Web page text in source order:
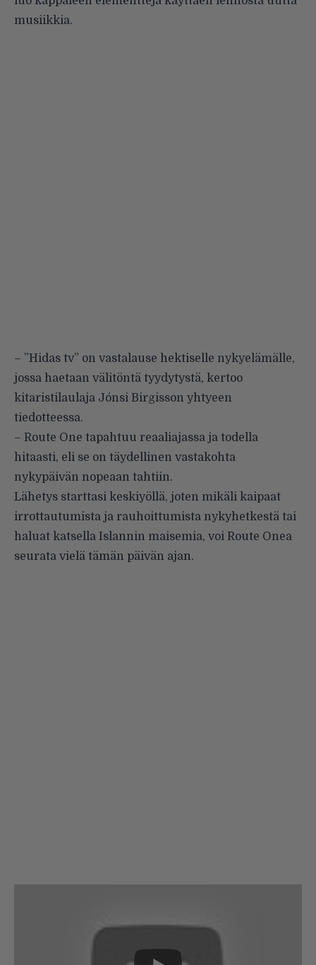
musiikkia.
– ”Hidas tv” on vastalause hektiselle nykyelämälle,
jossa haetaan välitöntä tyydytystä, kertoo
kitaristilaulaja Jónsi Birgisson yhtyeen
tiedotteessa.
– Route One tapahtuu reaaliajassa ja todella
hitaasti, eli se on täydellinen vastakohta
nykypäivän nopeaan tahtiin.
Lähetys starttasi keskiyöllä, joten mikäli kaipaat
irrottautumista ja rauhoittumista nykyhetkestä tai
haluat katsella Islannin maisemia, voi Route Onea
seurata vielä tämän päivän ajan.